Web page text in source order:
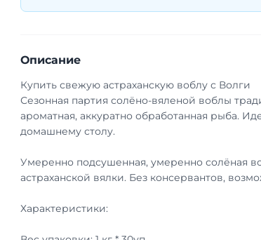
Описание
Купить свежую астраханскую воблу с Волги
Сезонная партия солёно-вяленой воблы
ароматная, аккуратно обработанная рыба.
домашнему столу.
Умеренно подсушенная, умеренно солёная
астраханской вялки. Без консервантов,
Характеристики: